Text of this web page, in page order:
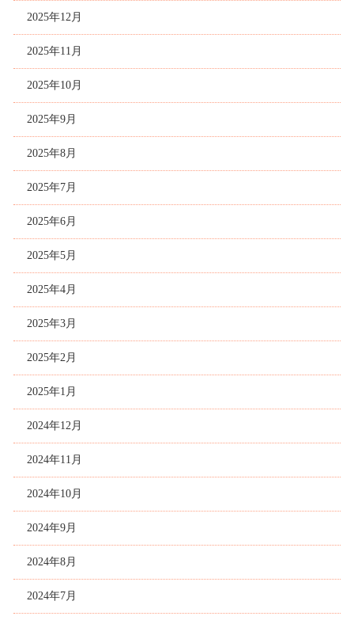
2025年12月
2025年11月
2025年10月
2025年9月
2025年8月
2025年7月
2025年6月
2025年5月
2025年4月
2025年3月
2025年2月
2025年1月
2024年12月
2024年11月
2024年10月
2024年9月
2024年8月
2024年7月